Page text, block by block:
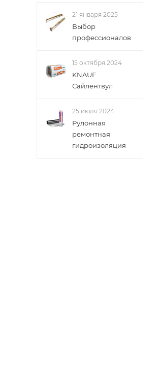
21 января 2025
Выбор
профессионалов
15 октября 2024
KNAUF
Сайлентвул
25 июля 2024
Рулонная
ремонтная
гидроизоляция